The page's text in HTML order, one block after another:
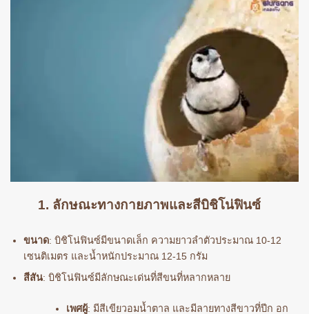
1. ลักษณะทางกายภาพและสีบิชิโน่ฟินซ์
ขนาด: บิชิโน่ฟินซ์มีขนาดเล็ก ความยาวลำตัวประมาณ 10-12
เซนติเมตร และน้ำหนักประมาณ 12-15 กรัม
สีสัน: บิชิโน่ฟินซ์มีลักษณะเด่นที่สีขนที่หลากหลาย
เพศผู้: มีสีเขียวอมน้ำตาล และมีลายทางสีขาวที่ปีก อก